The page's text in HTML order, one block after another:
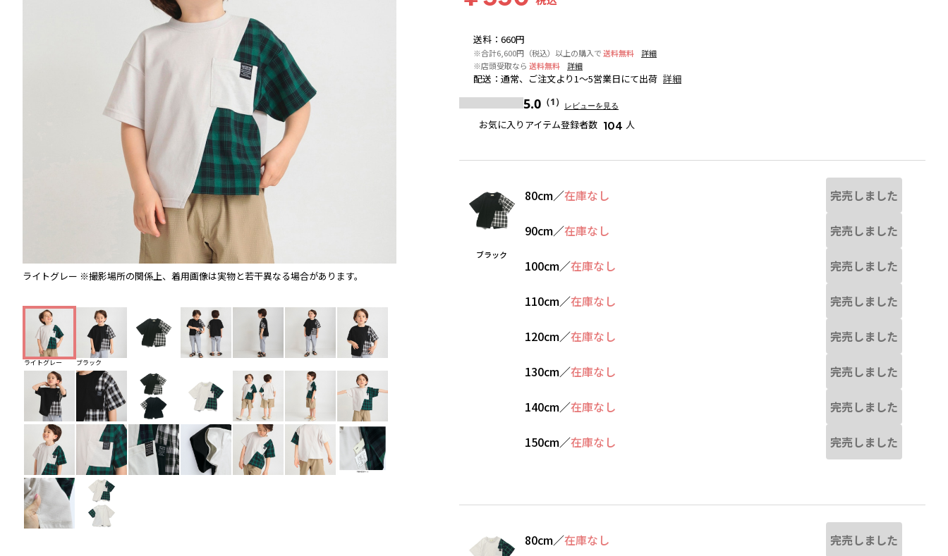
ライトグレー ※撮影場所の関係上、着用画像は実物と若干異なる場合があります。 ※撮影場所の関係上、着用画像は実物と若干異なる場合があります。
ライトグレー ブラック
送料 ： 660円
※合計6,600円（税込）以上の購入で送料無料
詳細
※店頭受取なら 送料無料 詳細
配送 ： 通常、ご注文より1～5営業日にて出荷 詳細
5.0 （1） レビューを見る
お気に入りアイテム登録者数 104 人
ブラック
80cm／在庫なし 完売しました
90cm／在庫なし 完売しました
100cm／在庫なし 完売しました
110cm／在庫なし 完売しました
120cm／在庫なし 完売しました
130cm／在庫なし 完売しました
140cm／在庫なし 完売しました
150cm／在庫なし 完売しました
80cm／在庫なし 完売しました